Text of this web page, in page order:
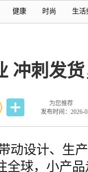
健康 时尚 生活
冲刺发
为您推荐
发布时间：2026-
动设计、生
全球，小产